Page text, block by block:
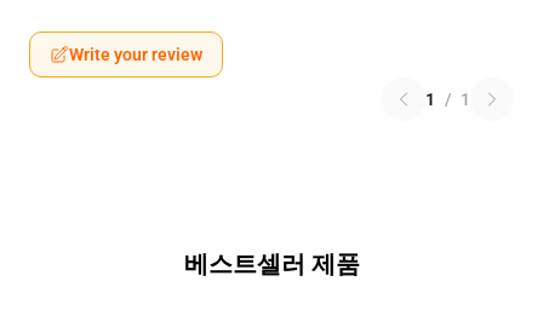
Write your review
1 / 1
베스트셀러 제품